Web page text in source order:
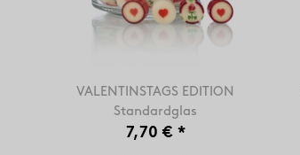
VALENTINSTAGS EDITION
Standardglas
7,70 € *